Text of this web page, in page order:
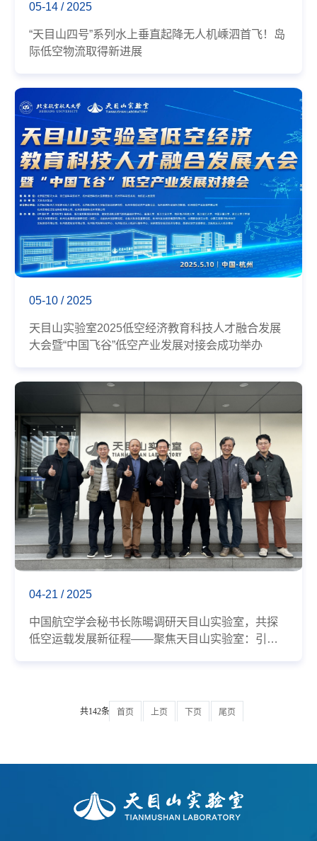
05-14 / 2025
“天目山四号”系列水上垂直起降无人机嵊泗首飞！岛
际低空物流取得新进展
05-10 / 2025
天目山实验室2025低空经济教育科技人才融合发展
大会暨“中国飞谷”低空产业发展对接会成功举办
04-21 / 2025
中国航空学会秘书长陈暘调研天目山实验室，共探
低空运载发展新征程——聚焦天目山实验室：引领
共142条 首页 上页 下页 尾页